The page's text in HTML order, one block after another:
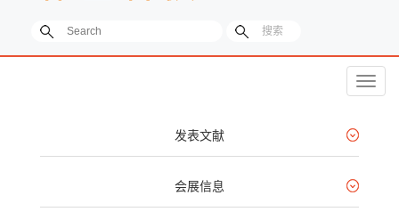
菜
发表文献
会展信息